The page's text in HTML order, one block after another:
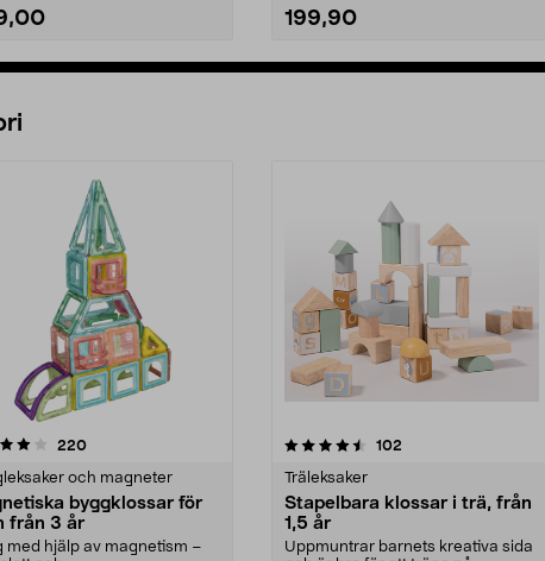
199,90
220recensioner
och magneter
byggklossar för
från 3 år
med hjälp av magnetism –
4.5 av 5 stjärnor 102
Träleksaker
Stapelbara klossar i trä, från
1,5 år
Uppmuntrar barnets kreativa sida
4.5 av 5 stjärnor